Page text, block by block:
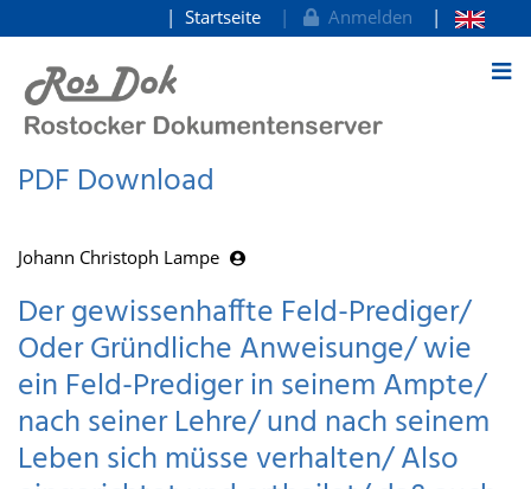
zum Inhalt
Startseite Anmelden
PDF Download
Johann Christoph Lampe
Der gewissenhaffte Feld-Prediger/
Oder Gründliche Anweisunge/ wie
ein Feld-Prediger in seinem Ampte/
nach seiner Lehre/ und nach seinem
Leben sich müsse verhalten/ Also